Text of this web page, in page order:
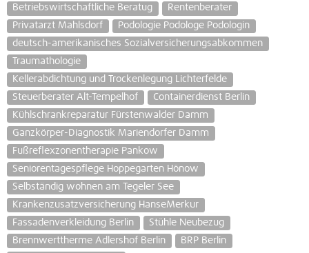
Betriebswirtschaftliche Beratug
Rentenberater
Privatarzt Mahlsdorf
Podologie Podologe Podologin
deutsch-amerikanisches Sozialversicherungsabkommen
Traumathologie
Kellerabdichtung und Trockenlegung Lichterfelde
Steuerberater Alt-Tempelhof
Containerdienst Berlin
Kühlschrankreparatur Fürstenwalder Damm
Ganzkörper-Diagnostik Mariendorfer Damm
Fußreflexzonentherapie Pankow
Seniorentagespflege Hoppegarten Hönow
Selbständig wohnen am Tegeler See
Krankenzusatzversicherung HanseMerkur
Fassadenverkleidung Berlin
Stühle Neubezug
Brennwerttherme Adlershof Berlin
BRP Berlin